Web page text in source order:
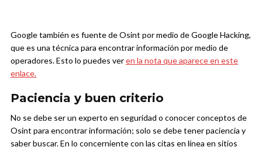
Google también es fuente de Osint por medio de Google Hacking,
que es una técnica para encontrar información por medio de
operadores. Esto lo puedes veren la nota que aparece en este
enlace.
Paciencia y buen criterio
No se debe ser un experto en seguridad o conocer conceptos de
Osint para encontrar información; solo se debe tener paciencia y
saber buscar. En lo concerniente con las citas en línea en sitios